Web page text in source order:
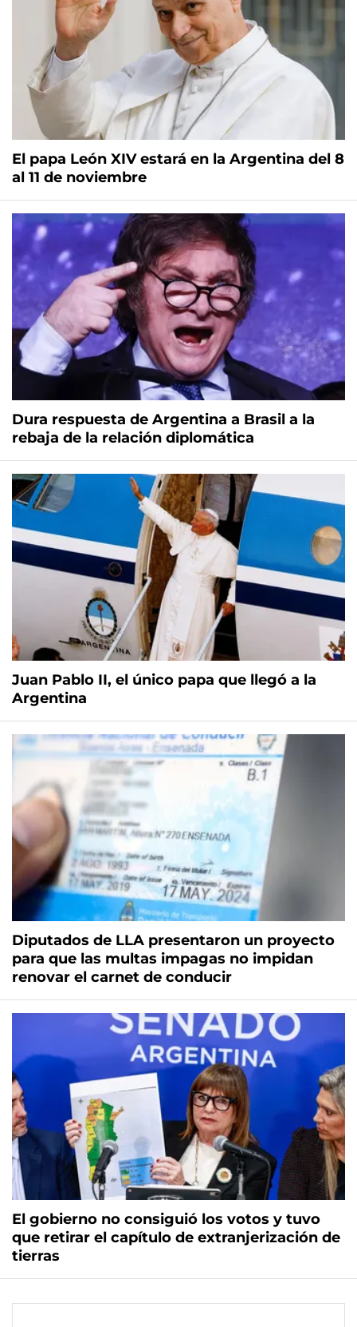
El papa León XIV estará en la Argentina del 8
al 11 de noviembre
Dura respuesta de Argentina a Brasil a la
rebaja de la relación diplomática
Juan Pablo II, el único papa que llegó a la
Argentina
Diputados de LLA presentaron un proyecto
para que las multas impagas no impidan
renovar el carnet de conducir
El gobierno no consiguió los votos y tuvo
que retirar el capítulo de extranjerización de
tierras